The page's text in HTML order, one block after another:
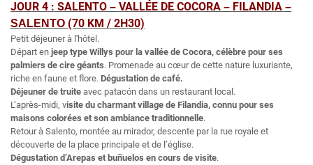
JOUR 4 : SALENTO – VALLÉE DE COCORA – FILANDIA –
SALENTO (70 KM / 2H30)
Petit déjeuner à l'hôtel.
Départ en jeep type Willys pour la vallée de Cocora, célèbre pour ses
palmiers de cire géants. Promenade au cœur de cette nature luxuriante,
riche en faune et flore. Dégustation de café.
Déjeuner de truite avec patacón dans un restaurant local.
L’après-midi, visite du charmant village de Filandia, connu pour ses
maisons colorées et son ambiance traditionnelle.
Retour à Salento, montée au mirador, descente par la rue royale et
découverte de la place principale et de l’église.
Dégustation d’Arepas et buñuelos en cours de visite.